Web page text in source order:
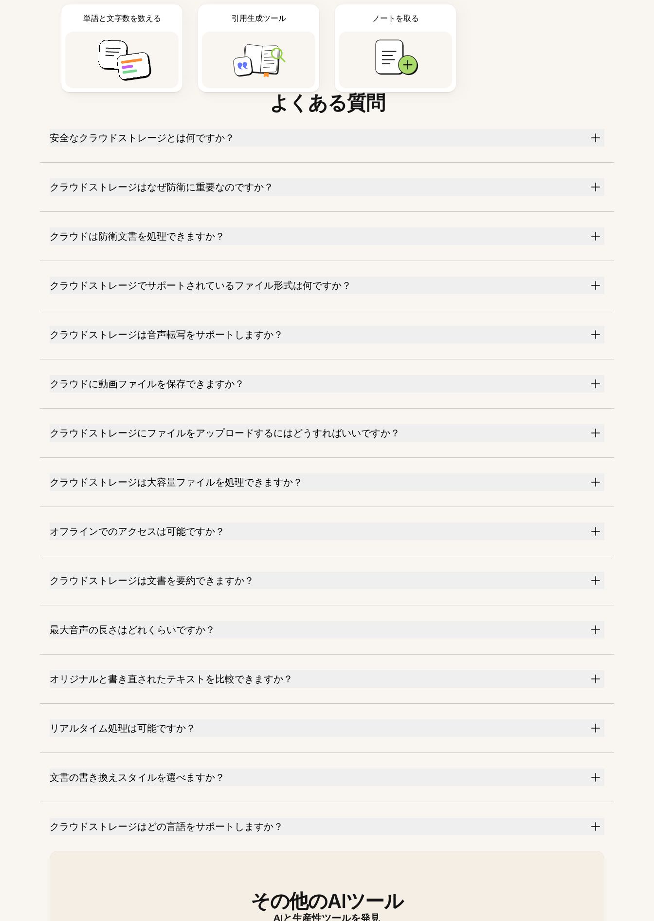
単語と文字数を数える 引用生成ツール ノートを取る
よくある質問
安全なクラウドストレージとは何ですか？
クラウドストレージはなぜ防衛に重要なのですか？
クラウドは防衛文書を処理できますか？
クラウドストレージでサポートされているファイル形式は何ですか？
クラウドストレージは音声転写をサポートしますか？
クラウドに動画ファイルを保存できますか？
クラウドストレージにファイルをアップロードするにはどうすればいいですか？
クラウドストレージは大容量ファイルを処理できますか？
オフラインでのアクセスは可能ですか？
クラウドストレージは文書を要約できますか？
最大音声の長さはどれくらいですか？
オリジナルと書き直されたテキストを比較できますか？
リアルタイム処理は可能ですか？
文書の書き換えスタイルを選べますか？
クラウドストレージはどの言語をサポートしますか？
その他のAIツール
AIと生産性ツールを発見